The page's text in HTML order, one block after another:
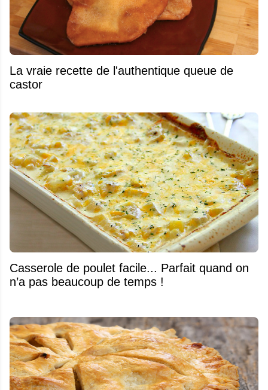
La vraie recette de l'authentique queue de
castor
Casserole de poulet facile... Parfait quand on
n’a pas beaucoup de temps !